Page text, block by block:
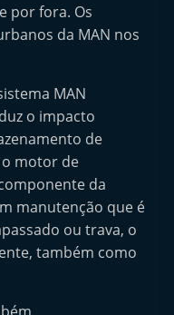
por fora. Os
da MAN nos
MAN
o impacto
de
motor de
da
manutenção que é
ou trava, o
também como